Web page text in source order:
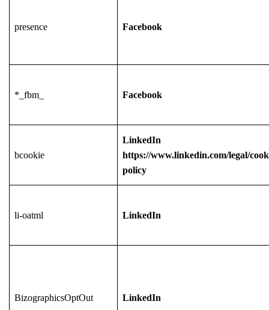
presence Facebook
*_fbm_ Facebook
bcookie
LinkedIn
https://www.linkedin.com/legal/
policy
li-oatml LinkedIn
BizographicsOptOut LinkedIn